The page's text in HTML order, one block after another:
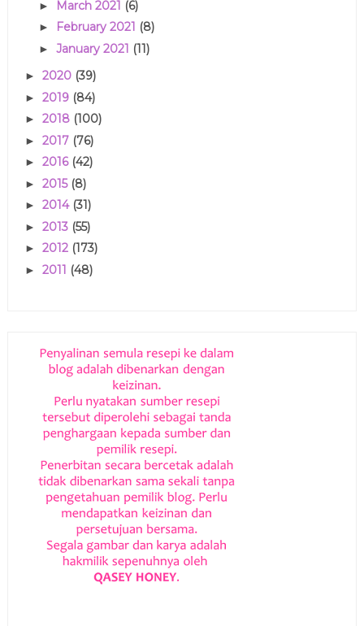
► March 2021 (6)
► February 2021 (8)
► January 2021 (11)
► 2020 (39)
► 2019 (84)
► 2018 (100)
► 2017 (76)
► 2016 (42)
► 2015 (8)
► 2014 (31)
► 2013 (55)
► 2012 (173)
► 2011 (48)